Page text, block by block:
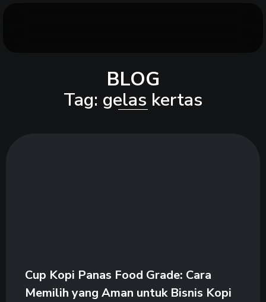
BLOG
Tag: gelas kertas
Cup Kopi Panas Food Grade: Cara
Memilih yang Aman untuk Bisnis Kopi